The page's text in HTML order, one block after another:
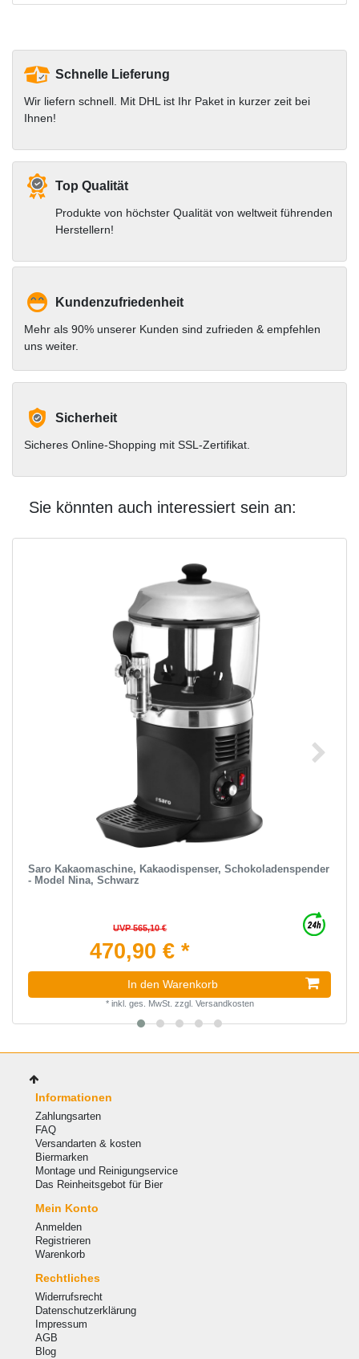
Schnelle Lieferung
Wir liefern schnell. Mit DHL ist Ihr Paket in kurzer zeit bei
Ihnen!
Top Qualität
Produkte von höchster Qualität von weltweit führenden
Herstellern!
Kundenzufriedenheit
Mehr als 90% unserer Kunden sind zufrieden & empfehlen
uns weiter.
Sicherheit
Sicheres Online-Shopping mit SSL-Zertifikat.
Sie könnten auch interessiert sein an:
Saro Kakaomaschine, Kakaodispenser, Schokoladenspender
- Model Nina, Schwarz
UVP 565,10 €
470,90 € *
In den Warenkorb
* inkl. ges. MwSt. zzgl. Versandkosten
Informationen
Zahlungsarten
FAQ
Versandarten & kosten
Biermarken
Montage und Reinigungservice
Das Reinheitsgebot für Bier
Mein Konto
Anmelden
Registrieren
Warenkorb
Rechtliches
Widerrufsrecht
Datenschutzerklärung
Impressum
AGB
Blog